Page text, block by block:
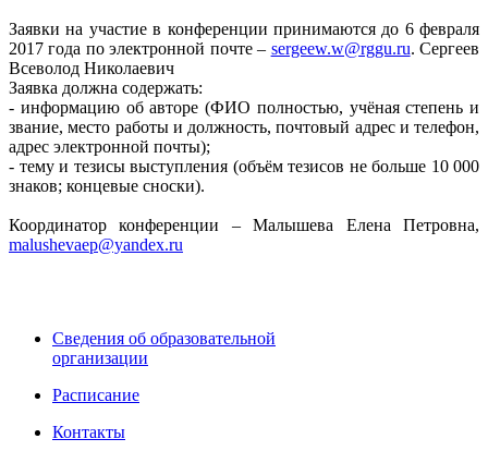
Заявки на участие в конференции принимаются до 6 февраля
2017 года по электронной почте – sergeew.w@rggu.ru. Сергеев
Всеволод Николаевич
Заявка должна содержать:
- информацию об авторе (ФИО полностью, учёная степень и
звание, место работы и должность, почтовый адрес и телефон,
адрес электронной почты);
- тему и тезисы выступления (объём тезисов не больше 10 000
знаков; концевые сноски).
Координатор конференции – Малышева Елена Петровна,
malushevaep@yandex.ru
Сведения об образовательной
организации
Расписание
Контакты